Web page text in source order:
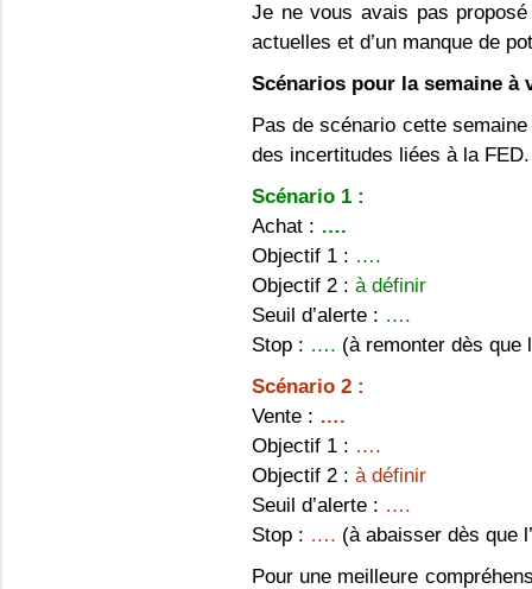
Je ne vous avais pas
actuelles et d’un manque de
Scénarios pour la semaine à
Pas de scénario cette
des incertitudes liées à la FED.
Scénario 1 :
Achat : ….
Objectif 1 : ….
Objectif 2 : à définir
Seuil d’alerte : ….
Stop : …. (à remonter dès que
Scénario 2 :
Vente : ….
Objectif 1 : ….
Objectif 2 : à définir
Seuil d’alerte : ….
Stop : …. (à abaisser dès que
Pour une meilleure